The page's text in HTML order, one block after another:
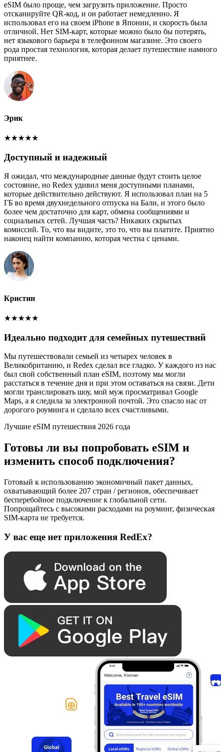
eSIM было проще, чем загрузить приложение. Просто
отсканируйте QR-код, и он работает немедленно. Я
использовал его на своем iPhone в Японии, и скорость была
отличной. Нет SIM-карт, которые можно было бы потерять,
нет языкового барьера в телефонном магазине. Это своего
рода простая технология, которая делает путешествие намного
приятнее.
Эрик
★★★★★
Доступный и надежный
Я ожидал, что международные данные будут стоить целое
состояние, но Redex удивил меня доступными планами,
которые действительно действуют. Я использовал план на 5
ГБ во время двухнедельного отпуска на Бали, и этого было
более чем достаточно для карт, обмена сообщениями и
социальных сетей. Лучшая часть? Никаких скрытых
комиссий. То, что вы видите, это то, что вы платите. Приятно
наконец найти компанию, которая честна с ценами.
Кристин
★★★★★
Идеально подходит для семейных путешествий
Мы путешествовали семьей из четырех человек в
Великобританию, и Redex сделал все гладко. У каждого из нас
был свой собственный план eSIM, поэтому мы могли
расстаться в течение дня и при этом оставаться на связи. Дети
могли транслировать шоу, мой муж просматривал Google
Maps, а я следила за электронной почтой. Это спасло нас от
дорогого роуминга и сделало всех счастливыми.
Лучшие eSIM путешествия 2026 года
Готовы ли вы попробовать eSIM и
изменить способ подключения?
Готовый к использованию экономичный пакет данных,
охватывающий более 207 стран / регионов, обеспечивает
бесперебойное подключение к глобальной сети.
Попрощайтесь с высокими расходами на роуминг, физическая
SIM-карта не требуется.
У вас еще нет приложения RedEx?